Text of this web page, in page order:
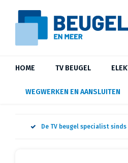
HOME TV BEUGEL
WEGWERKEN EN AANSLUITEN
De TV beugel specialist sinds